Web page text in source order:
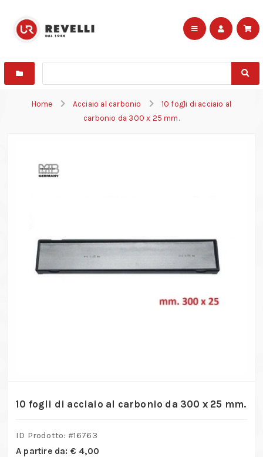
Home Acciaio al carbonio
10 fogli di acciaio al
carbonio da 300 x 25 mm.
10 fogli di acciaio al carbonio da 300 x 25 mm.
ID Prodotto: #16763
A partire da: € 4,00